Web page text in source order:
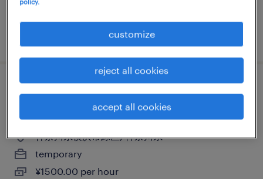
その他の仕分け・ピッキング・梱包、その
他（倉庫・軽作業）、その他（その他）
神奈川県横浜市緑区, 神奈川県
temporary
¥1500.00 per hour
policy.
customize
reject all cookies
accept all cookies